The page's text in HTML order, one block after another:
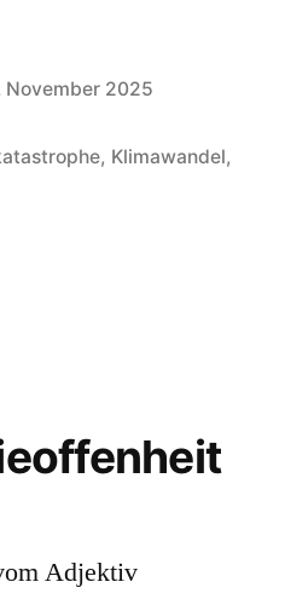
November 2025
, Klimawandel,
Adjektiv